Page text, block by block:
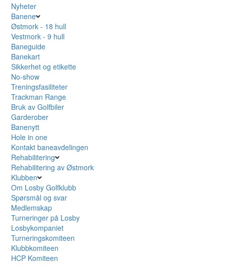
Nyheter
Banene
Østmork - 18 hull
Vestmork - 9 hull
Baneguide
Banekart
Sikkerhet og etikette
No-show
Treningsfasiliteter
Trackman Range
Bruk av Golfbiler
Garderober
Banenytt
Hole in one
Kontakt baneavdelingen
Rehabilitering
Rehabilitering av Østmork
Klubben
Om Losby Golfklubb
Spørsmål og svar
Medlemskap
Turneringer på Losby
Losbykompaniet
Turneringskomiteen
Klubbkomiteen
HCP Komiteen